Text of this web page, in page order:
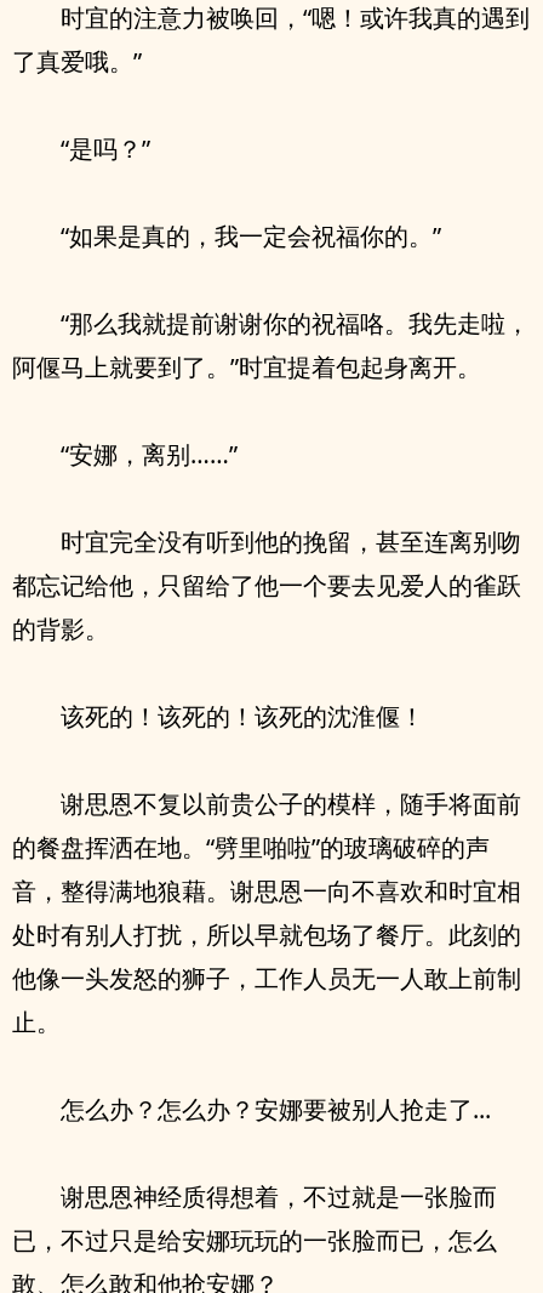
时宜的注意力被唤回，“嗯！或许我真的遇到
了真爱哦。”
“是吗？”
“如果是真的，我一定会祝福你的。”
“那么我就提前谢谢你的祝福咯。我先走啦，
阿偃马上就要到了。”时宜提着包起身离开。
“安娜，离别……”
时宜完全没有听到他的挽留，甚至连离别吻
都忘记给他，只留给了他一个要去见爱人的雀跃
的背影。
该死的！该死的！该死的沈淮偃！
谢思恩不复以前贵公子的模样，随手将面前
的餐盘挥洒在地。“劈里啪啦”的玻璃破碎的声
音，整得满地狼藉。谢思恩一向不喜欢和时宜相
处时有别人打扰，所以早就包场了餐厅。此刻的
他像一头发怒的狮子，工作人员无一人敢上前制
止。
怎么办？怎么办？安娜要被别人抢走了...
谢思恩神经质得想着，不过就是一张脸而
已，不过只是给安娜玩玩的一张脸而已，怎么
敢、怎么敢和他抢安娜？